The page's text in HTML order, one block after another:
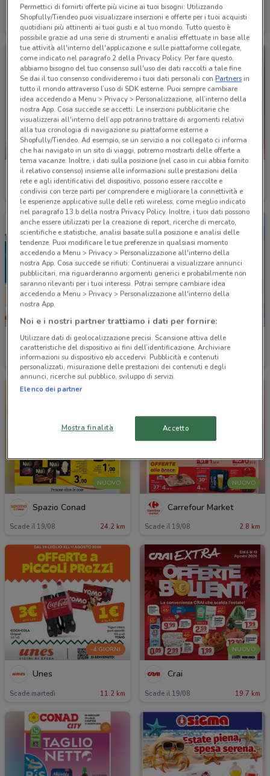
Iper La grande i
Scade il 16/08 5.9 km
Bennet
Scade il 19/08
-2 GIORNI
Aldi
Scade domenica 4.1 km
Iper La grande i
Scade il 27/09 5.9 km
Conad
Scade martedì 16.1 km
Sapore di Mare
Scade il 31/08
NUOVO
Spazio Conad
Scade il 19/08 24.2 km
NUOVO
Carrefour Market
Scade il 19/08 2.8 km
-4 GIORNI
Unes
Scade martedì 11.2 km
NUOVO
Crai
Scade il 19/08 19.7 km
Permettici di fornirti offerte più vicine ai tuoi bisogni: Utilizzando
Shopfully/Tiendeo puoi visualizzare inserzioni e offerte per i tuoi acquisti
quotidiani più attinenti ai tuoi gusti e al tuo mondo. Tutto questo è
possibile grazie ad una serie di strumenti e analisi effettuate in base alle
tue attività all'interno dell'applicazione e sulle piattaforme collegate,
come indicato nel paragrafo 2 della Privacy Policy. Per fare questo,
abbiamo bisogno del tuo consenso sull'uso dei dati raccolti a tale fine.
Se dai il tuo consenso condivideremo i tuoi dati personali conPartnersin
tutto il mondo attraverso l’uso di SDK esterne. Puoi sempre cambiare
idea accedendo a Menu > Privacy > Personalizzazione, all’interno della
nostra App. Cosa succede se accetti: Le inserzioni pubblicitarie che
visualizzerai all'interno dell’app potranno trattare di argomenti relativi
alla tua cronologia di navigazione su piattaforme esterne a
Shopfully/Tiendeo. Ad esempio, se un servizio a noi collegato ci informa
che hai navigato in un sito di viaggi, potremo mostrarti delle offerte a
tema vacanze. Inoltre, i dati sulla posizione (nel caso in cui abbia fornito
il relativo consenso) insieme alle informazioni sulle prestazioni della
rete e agli identificativi del dispositivo, possono essere raccolte e
condivisi con terze parti per comprendere e migliorare la connettività e
le esperienze applicative sulle delle reti wireless, come meglio indicato
nel paragrafo 13.b della nostra Privacy Policy. Inoltre, i tuoi dati possono
anche essere utilizzati per la creazione di report, ricerche di mercato,
scientifiche e statistiche, analisi basate sulla posizione e analisi delle
tendenze. Puoi modificare le tue preferenze in qualsiasi momento
accedendo a Menu > Privacy > Personalizzazione all'interno della
nostra App. Cosa succede se rifiuti: Continuerai a visualizzare annunci
pubblicitari, ma riguarderanno argomenti generici e probabilmente non
saranno rilevanti per i tuoi interessi. Potrai sempre cambiare idea
accedendo a Menu > Privacy > Personalizzazione all'interno della
nostra App.
Noi e i nostri partner trattiamo i dati per fornire:
Utilizzare dati di geolocalizzazione precisi. Scansione attiva delle
caratteristiche del dispositivo ai fini dell’identificazione. Archiviare
informazioni su dispositivo e/o accedervi. Pubblicità e contenuti
personalizzati, misurazione delle prestazioni dei contenuti e degli
annunci, ricerche sul pubblico, sviluppo di servizi.
Elenco dei partner
Mostra finalità Accetto